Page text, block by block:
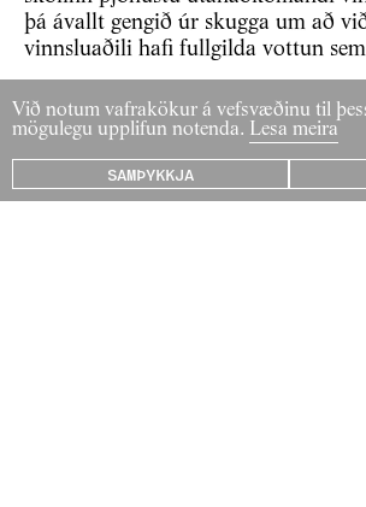
þá ávallt gengið úr skugga um að
vinnsluaðili hafi fullgilda vottun
Skólinn áskilur sér rétt til að nota
vídeóefni úr starfi skólans í
kynningarefni á heimasíðu, í
og á samfélagsmiðlum. Berist beiðni
eða forráðamanni um að fjarlægja
Við notum vafrakökur á vefsvæðinu til
mögulegu upplifun notenda. Lesa meira
SAMÞYKKJA